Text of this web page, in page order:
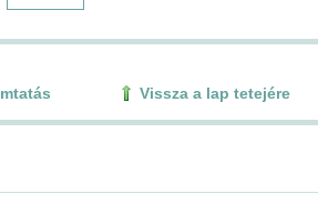
Vissza a lap tetejére